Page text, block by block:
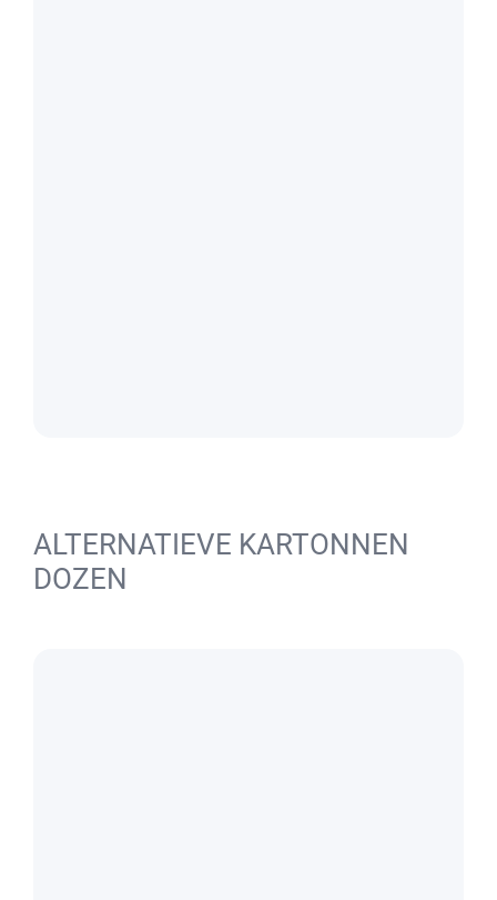
ALTERNATIEVE KARTONNEN
DOZEN